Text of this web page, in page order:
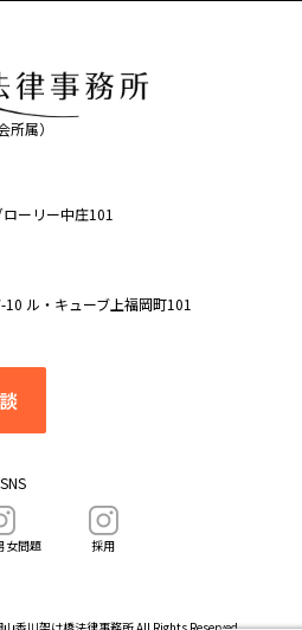
所属）
ーリー中庄101
10 ル・キューブ上福岡町101
女問題 採用